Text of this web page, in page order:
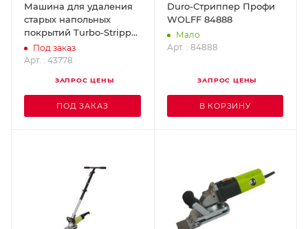
Машина для удаления
старых напольных
покрытий Turbo-Stripper
WOLFF 43778
Под заказ
Арт. : 43778
ЗАПРОС ЦЕНЫ
ПОД ЗАКАЗ
Duro-Стриппер Профи
WOLFF 84888
Мало
Арт. : 84888
ЗАПРОС ЦЕНЫ
В КОРЗИНУ